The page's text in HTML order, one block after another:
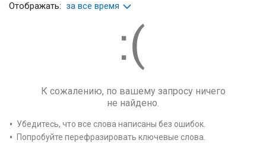
Отображать: за все время
К сожалению, по вашему запросу ничего
не найдено.
Убедитесь, что все слова написаны без ошибок.
Попробуйте перефразировать ключевые слова.